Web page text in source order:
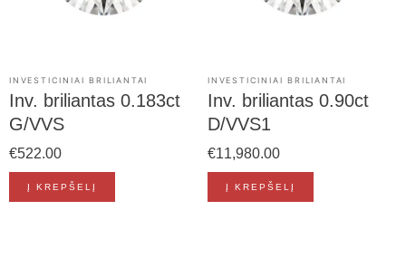
INVESTICINIAI BRILIANTAI
Inv. briliantas 0.183ct
G/VVS
€522.00
Į KREPŠELĮ
INVESTICINIAI BRILIANTAI
Inv. briliantas 0.90ct
D/VVS1
€11,980.00
Į KREPŠELĮ